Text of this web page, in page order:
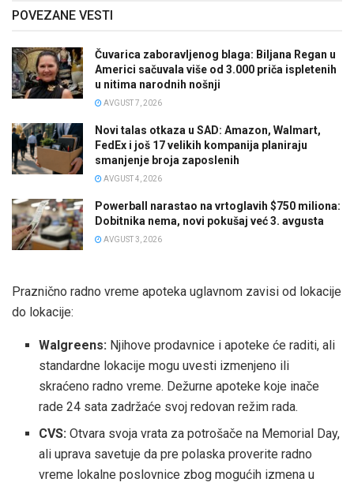
POVEZANE VESTI
Čuvarica zaboravljenog blaga: Biljana Regan u
Americi sačuvala više od 3.000 priča ispletenih
u nitima narodnih nošnji
AVGUST 7, 2026
Novi talas otkaza u SAD: Amazon, Walmart,
FedEx i još 17 velikih kompanija planiraju
smanjenje broja zaposlenih
AVGUST 4, 2026
Powerball narastao na vrtoglavih $750 miliona:
Dobitnika nema, novi pokušaj već 3. avgusta
AVGUST 3, 2026
Praznično radno vreme apoteka uglavnom zavisi od lokacije
do lokacije:
Walgreens: Njihove prodavnice i apoteke će raditi, ali
standardne lokacije mogu uvesti izmenjeno ili
skraćeno radno vreme. Dežurne apoteke koje inače
rade 24 sata zadržaće svoj redovan režim rada.
CVS: Otvara svoja vrata za potrošače na Memorial Day,
ali uprava savetuje da pre polaska proverite radno
vreme lokalne poslovnice zbog mogućih izmena u